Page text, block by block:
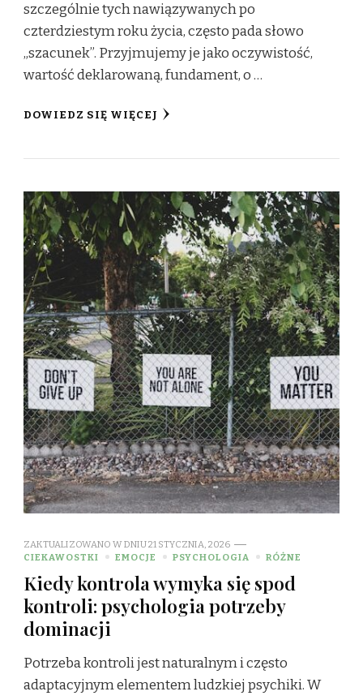
szczególnie tych nawiązywanych po
czterdziestym roku życia, często pada słowo
„szacunek”. Przyjmujemy je jako oczywistość,
wartość deklarowaną, fundament, o …
DOWIEDZ SIĘ WIĘCEJ
ZAKTUALIZOWANO W DNIU21 STYCZNIA, 2026
CIEKAWOSTKI
EMOCJE PSYCHOLOGIA RÓŻNE
Kiedy kontrola wymyka się spod
kontroli: psychologia potrzeby
dominacji
Potrzeba kontroli jest naturalnym i często
adaptacyjnym elementem ludzkiej psychiki. W